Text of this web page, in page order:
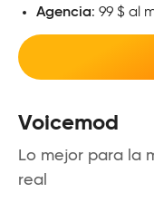
Agencia: 99 $ al
Voicemod
Lo mejor para la
real